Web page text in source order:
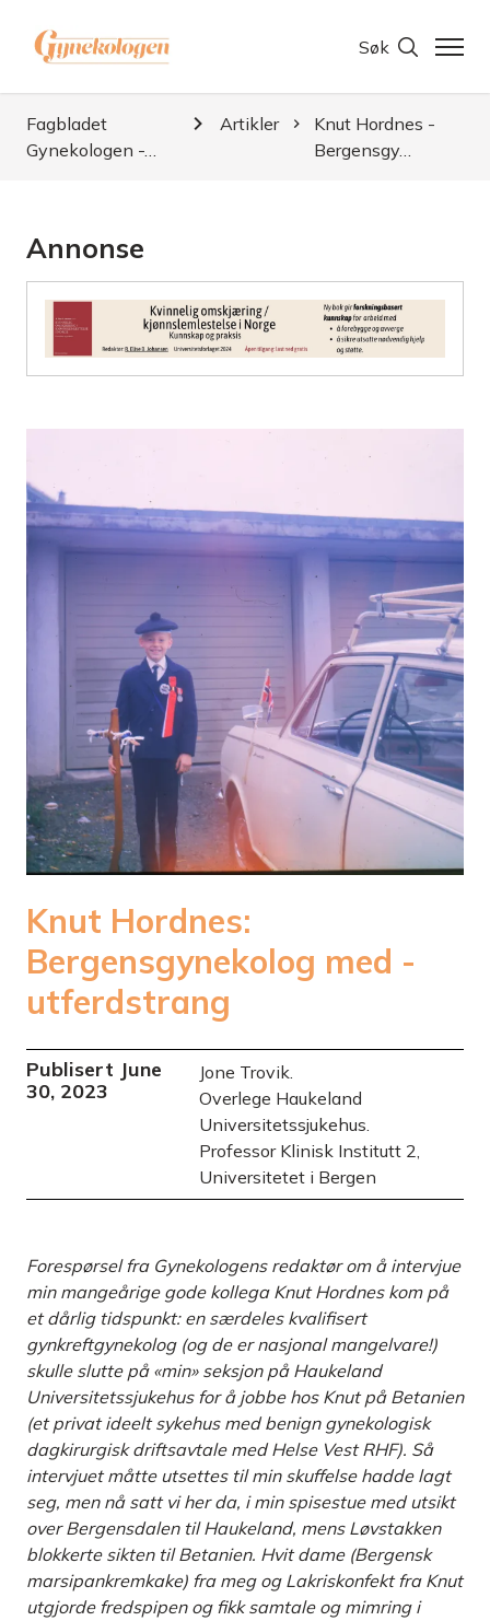
Søk
Fagbladet
Gynekologen -…
Artikler
Knut Hordnes -
Bergensgy…
Annonse
Knut Hordnes:
Bergensgynekolog med ­
utferdstrang
Publisert June
30, 2023
Jone Trovik.
Overlege Haukeland
Universitetssjukehus.
Professor Klinisk Institutt 2,
Universitetet i Bergen
Forespørsel fra Gynekologens redaktør om å intervjue
min mangeårige gode kollega Knut Hordnes kom på
et dårlig tidspunkt: en særdeles kvalifisert
gynkreftgynekolog (og de er nasjonal mangelvare!)
skulle slutte på «min» seksjon på Haukeland
Universitets­sjukehus for å jobbe hos Knut på Betanien
(et privat ideelt sykehus med benign gynekologisk
dagkirurgisk driftsavtale med Helse Vest RHF). Så
intervjuet måtte utsettes til min skuffelse hadde lagt
seg, men nå satt vi her da, i min spisestue med utsikt
over Bergensdalen til Haukeland, mens Løvstakken
blokkerte sikten til Betanien. Hvit dame (Bergensk
marsipankremkake) fra meg og Lakriskonfekt fra Knut
utgjorde fredspipen og fikk samtale og mimring i